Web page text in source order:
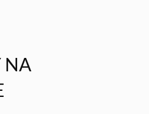
NA